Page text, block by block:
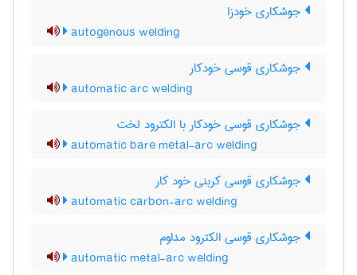
جوشکاری خودزا
autogenous welding
جوشکاری قوسی خودکار
automatic arc welding
جوشکاری قوسی خودکار با الکترود لخت
automatic bare metal-arc welding
جوشکاری قوسی کربنی خود کار
automatic carbon-arc welding
جوشکاری قوسی الکترود مداوم
automatic metal-arc welding